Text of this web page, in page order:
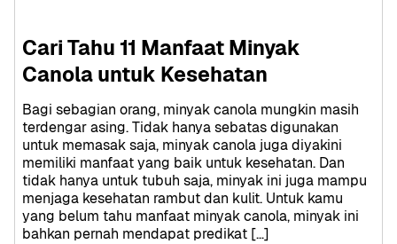
Cari Tahu 11 Manfaat Minyak
Canola untuk Kesehatan
Bagi sebagian orang, minyak canola mungkin masih
terdengar asing. Tidak hanya sebatas digunakan
untuk memasak saja, minyak canola juga diyakini
memiliki manfaat yang baik untuk kesehatan. Dan
tidak hanya untuk tubuh saja, minyak ini juga mampu
menjaga kesehatan rambut dan kulit. Untuk kamu
yang belum tahu manfaat minyak canola, minyak ini
bahkan pernah mendapat predikat […]